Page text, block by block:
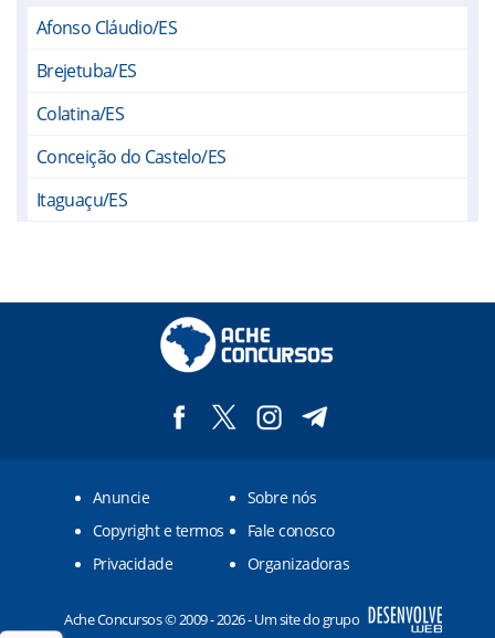
Afonso Cláudio/ES
Brejetuba/ES
Colatina/ES
Conceição do Castelo/ES
Itaguaçu/ES
Santa Leopoldina/ES
Santa Maria de Jetibá/ES
Venda Nova do Imigrante/ES
Aimorés/MG
Mutum/MG
Anuncie
Sobre nós
Copyright e termos
Fale conosco
Privacidade
Organizadoras
Ache Concursos © 2009 - 2026 - Um site do grupo